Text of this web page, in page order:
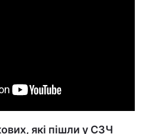
які пішли у СЗЧ